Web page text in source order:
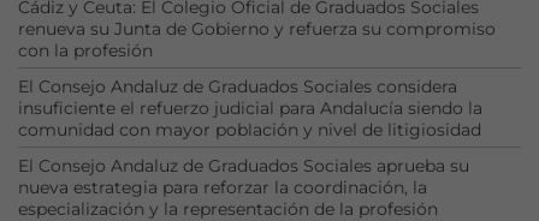
Cádiz y Ceuta: El Colegio Oficial de Graduados Sociales
renueva su Junta de Gobierno y refuerza su compromiso
con la profesión
El Consejo Andaluz de Graduados Sociales considera
insuficiente el refuerzo judicial para Andalucía siendo la
comunidad con mayor población y nivel de litigiosidad
El Consejo Andaluz de Graduados Sociales aprueba su
nueva estrategia para reforzar la coordinación, la
especialización y la representación de la profesión
podamos
y estructura
de la web, en
base a cómo
se usa la web.